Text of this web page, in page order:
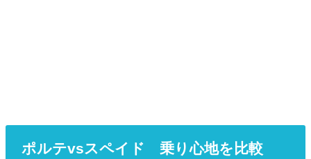
ポルテvsスペイド 乗り心地を比較